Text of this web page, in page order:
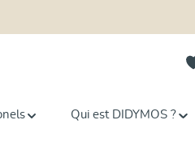
Qui est DIDYMOS ?